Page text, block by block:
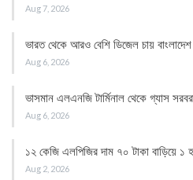
Aug 7, 2026
ভারত থেকে আরও বেশি ডিজেল চায় বাংলাদেশ
Aug 6, 2026
ভাসমান এলএনজি টার্মিনাল থেকে গ্যাস
Aug 6, 2026
১২ কেজি এলপিজির দাম ৭০ টাকা বাড়িয়ে ১
Aug 2, 2026